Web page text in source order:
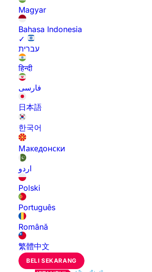
Magyar
Bahasa Indonesia
✓
עברית
हिन्दी
فارسی
日本語
한국어
Македонски
اردو
Polski
Português
Română
繁體中文
BELI SEKARANG